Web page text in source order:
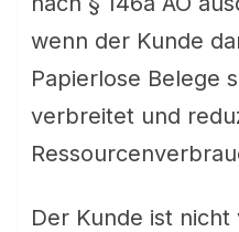
wenn der Kunde
Papierlose Belege
verbreitet und
Der Kunde ist